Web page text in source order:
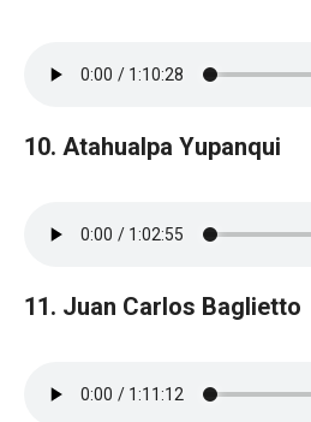
10. Atahualpa Yupanqui
11. Juan Carlos Baglietto